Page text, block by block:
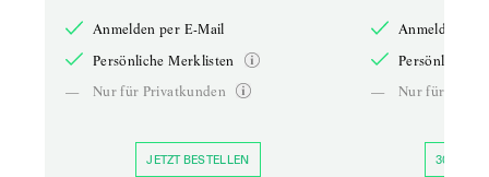
Anmelden per E-Mail
Persönliche Merklisten
—
Nur für Privatkunden
JETZT BESTELLEN
Anmelden
Persönliche
—
Nur für
30 TAGE